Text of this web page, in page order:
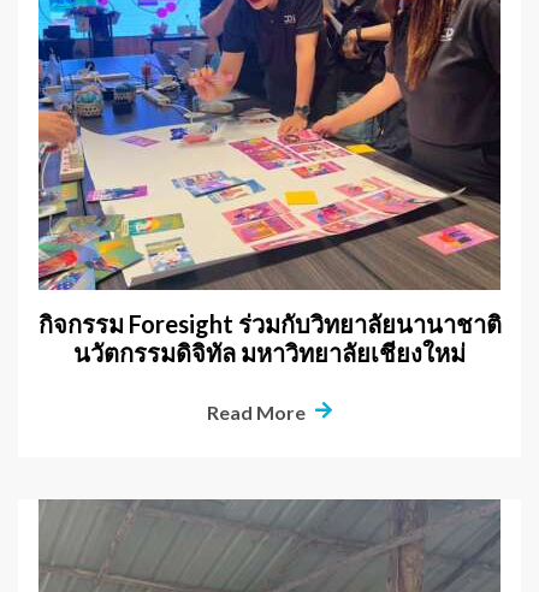
กิจกรรม Foresight ร่วมกับวิทยาลัยนานาชาติ
นวัตกรรมดิจิทัล มหาวิทยาลัยเชียงใหม่
Read More